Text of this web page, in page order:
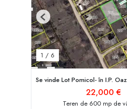
1 / 6
Previous
Se vinde Lot Pomicol- în I.P.
22,000 €
Teren de 600 mp de